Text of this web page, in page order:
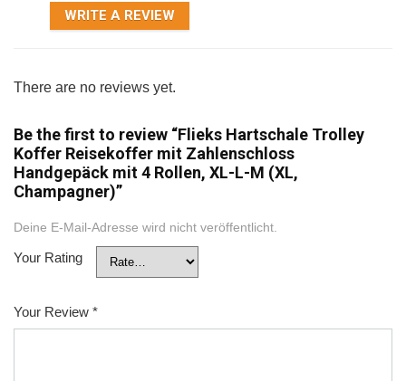
WRITE A REVIEW
There are no reviews yet.
Be the first to review “Flieks Hartschale Trolley
Koffer Reisekoffer mit Zahlenschloss
Handgepäck mit 4 Rollen, XL-L-M (XL,
Champagner)”
Deine E-Mail-Adresse wird nicht veröffentlicht.
Your Rating
Your Review *